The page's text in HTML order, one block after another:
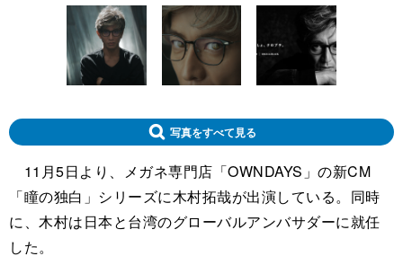
写真をすべて見る
11月5日より、メガネ専門店「OWNDAYS」の新CM
「瞳の独白」シリーズに木村拓哉が出演している。同時
に、木村は日本と台湾のグローバルアンバサダーに就任
した。